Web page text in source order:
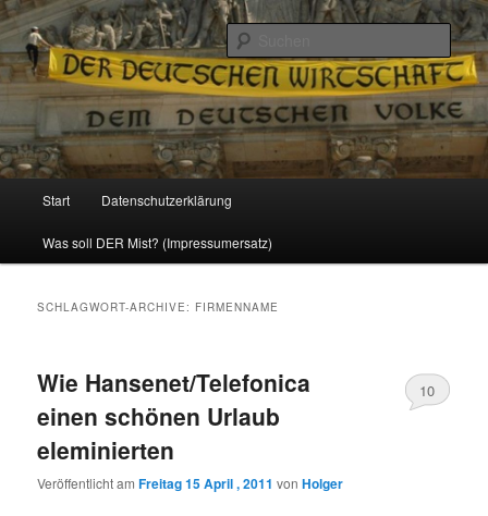
Reizzentrum
Politik, Wirtschaft, Soziales und Gesellschaft
Zum
Inhalt
Zum
sekundären
Start Datenschutzerklärung
Was soll DER Mist? (Impressumersatz)
SCHLAGWORT-ARCHIVE: FIRMENNAME
Wie Hansenet/Telefonica
einen schönen Urlaub
eleminierten
Veröffentlicht amFreitag 15 April , 2011 vonHolger
10